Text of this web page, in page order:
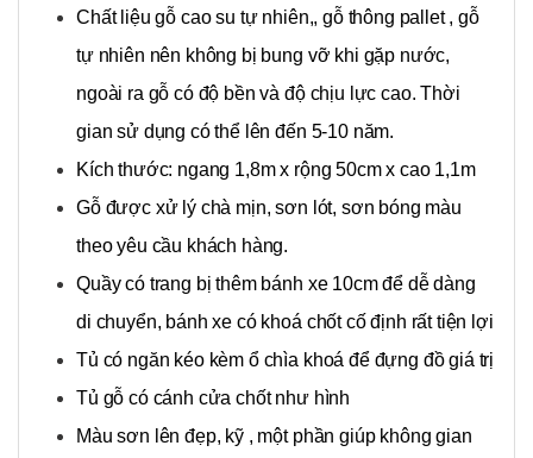
Chất liệu gỗ cao su tự nhiên,, gỗ thông pallet , gỗ
tự nhiên nên không bị bung vỡ khi gặp nước,
ngoài ra gỗ có độ bền và độ chịu lực cao. Thời
gian sử dụng có thể lên đến 5-10 năm.
Kích thước: ngang 1,8m x rộng 50cm x cao 1,1m
Gỗ được xử lý chà mịn, sơn lót, sơn bóng màu
theo yêu cầu khách hàng.
Quầy có trang bị thêm bánh xe 10cm để dễ dàng
di chuyển, bánh xe có khoá chốt cố định rất tiện lợi
Tủ có ngăn kéo kèm ổ chìa khoá để đựng đồ giá trị
Tủ gỗ có cánh cửa chốt như hình
Màu sơn lên đẹp, kỹ , một phần giúp không gian